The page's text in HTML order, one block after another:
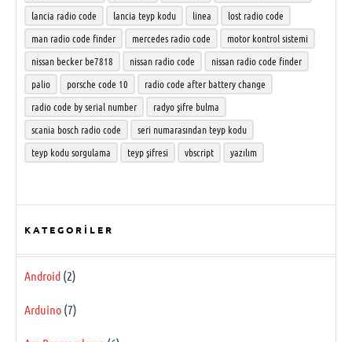
lancia radio code
lancia teyp kodu linea
lost radio code
man radio code finder
mercedes radio code
motor kontrol sistemi
nissan becker be7818
nissan radio code
nissan radio code finder
palio
porsche code 10
radio code after battery change
radio code by serial number
radyo şifre bulma
scania bosch radio code
seri numarasından teyp kodu
teyp kodu sorgulama
teyp şifresi vbscript yazılım
KATEGORILER
Android (2)
Arduino (7)